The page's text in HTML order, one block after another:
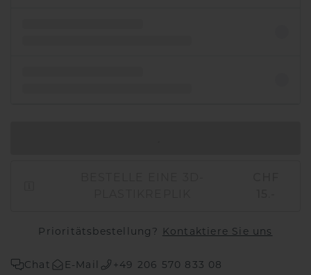
Prioritätsbestellung? Kontaktiere Sie uns
Chat E-Mail +49 206 570 833 08